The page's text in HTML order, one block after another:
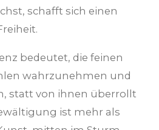
schafft sich einen
bedeutet, die feinen
wahrzunehmen und
statt von ihnen überrollt
ist mehr als